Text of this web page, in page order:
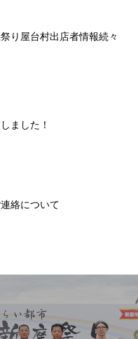
り屋台村出店者情報続々
ました！
絡について